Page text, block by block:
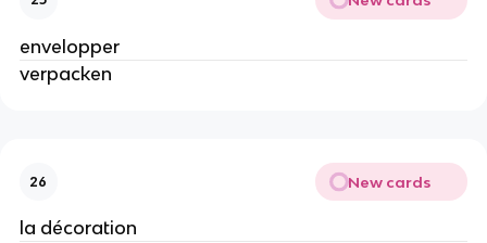
envelopper
verpacken
26 New cards
la décoration